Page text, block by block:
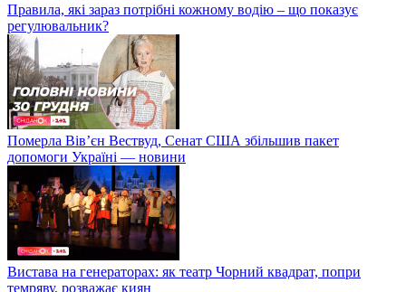
Правила, які зараз потрібні кожному водію – що показує
регулювальник?
Померла Вівʼєн Вествуд, Сенат США збільшив пакет
допомоги Україні — новини
Вистава на генераторах: як театр Чорний квадрат, попри
темряву, розважає киян